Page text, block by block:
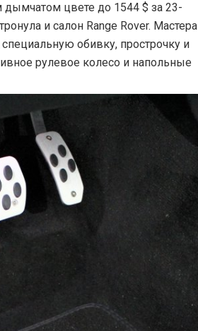
цвете до 1544 $ за 23-
и салон Range Rover. Мастера
обивку, прострочку и
рулевое колесо и напольные